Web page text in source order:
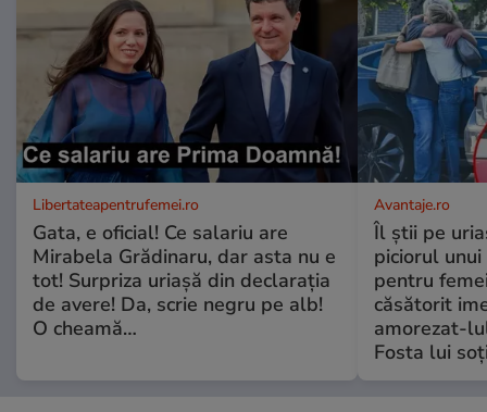
Libertateapentrufemei.ro
Gata, e oficial! Ce salariu are
Mirabela Grădinaru, dar asta nu e
tot! Surpriza uriașă din declarația
de avere! Da, scrie negru pe alb!
O cheamă…
Avantaje.ro
Îl știi pe
piciorul
pentru
căsătorit
amorezat-
Fosta lui